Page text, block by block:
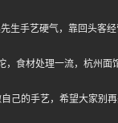
手艺硬气，靠回头客经
食材处理一流，杭州面
己的手艺，希望大家别再